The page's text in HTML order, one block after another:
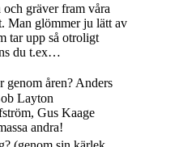
gräver fram våra
Man glömmer ju lätt av
tar upp så otroligt
du t.ex…
genom åren? Anders
Layton
Gus Kaage
andra!